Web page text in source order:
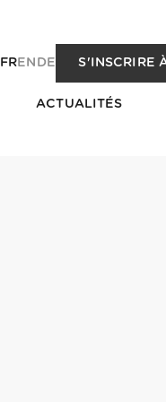
FREN DE S'INSCRIRE
ACTUALITÉS